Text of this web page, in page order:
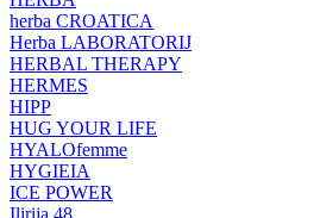
herba CROATICA
Herba LABORATORIJ
HERBAL THERAPY
HERMES
HIPP
HUG YOUR LIFE
HYALOfemme
HYGIEIA
ICE POWER
Ilirija 48